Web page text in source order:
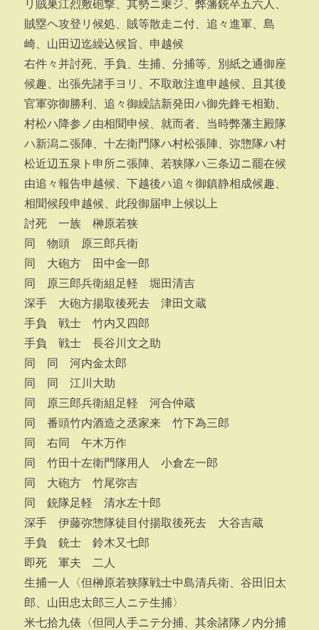
リ賊巣江烈敷砲撃、其勢ニ乗ジ、弊藩銃卒五六人、
賊塁ヘ攻登リ候処、賊等散走ニ付、追々進軍、島
崎、山田辺迄繰込候旨、申越候
右件々并討死、手負、生捕、分捕等、別紙之通御座
候趣、出張先諸手ヨリ、不取敢注進申越候、且其後
官軍弥御勝利、追々御繰詰新発田ハ御先鋒モ相勤、
村松ハ降参ノ由相聞申候、就而者、当時弊藩主殿隊
ハ新潟ニ張陣、十左衛門隊ハ村松張陣、弥惣隊ハ村
松近辺五泉ト申所ニ張陣、若狭隊ハ三条辺ニ罷在候
由追々報告申越候、下越後ハ追々御鎮静相成候趣、
相聞候段申越候、此段御届申上候以上
討死 一族 榊原若狭
同 物頭 原三郎兵衛
同 大砲方 田中金一郎
同 原三郎兵衛組足軽 堀田清吉
深手 大砲方揚取後死去 津田文蔵
手負 戦士 竹内又四郎
手負 戦士 長谷川文之助
同 同 河内金太郎
同 同 江川大助
同 原三郎兵衛組足軽 河合仲蔵
同 番頭竹内酒造之丞家来 竹下為三郎
同 右同 午木万作
同 竹田十左衛門隊用人 小倉左一郎
同 大砲方 竹尾弥吉
同 銃隊足軽 清水左十郎
深手 伊藤弥惣隊徒目付揚取後死去 大谷吉蔵
手負 銃士 鈴木又七郎
即死 軍夫 二人
生捕一人〈但榊原若狭隊戦士中島清兵衛、谷田旧太
郎、山田忠太郎三人ニテ生捕〉
米七拾九俵〈但同人手ニテ分捕、其余諸隊ノ内分捕